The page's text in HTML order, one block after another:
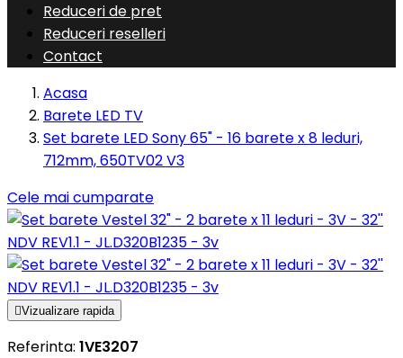
Reduceri de pret
Reduceri reselleri
Contact
Acasa
Barete LED TV
Set barete LED Sony 65" - 16 barete x 8 leduri,
712mm, 650TV02 V3
Cele mai cumparate
Vizualizare rapida
Referinta: 1VE3207